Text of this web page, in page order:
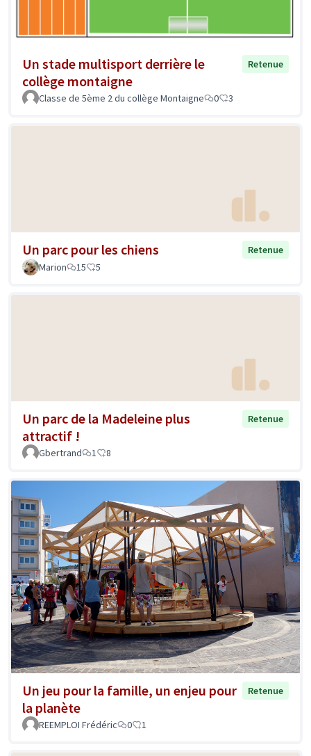
Un stade multisport derrière le
collège montaigne
Retenue
Classe de 5ème 2 du collège Montaigne 0 3
Un parc pour les chiens
Retenue
Marion
15 5
Un parc de la Madeleine plus
attractif !
Retenue
Gbertrand 1 8
Un jeu pour la famille, un enjeu pour
la planète
Retenue
REEMPLOI Frédéric 0 1